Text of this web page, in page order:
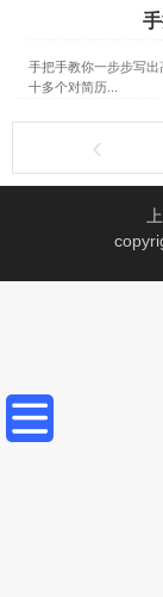
手把手教你一步步写
十多个对简历...
‹